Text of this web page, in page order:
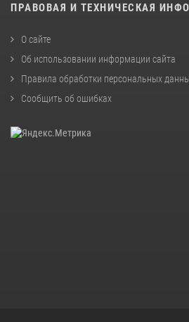
ПРАВОВАЯ И ТЕХНИЧЕСКАЯ
О сайте
Об использовании информации сайта
Правила обработки персональных
Сообщить об ошибках